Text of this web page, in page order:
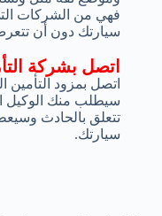
اتصل بشركة
اتصل بمزود التأمين
سيطلب منك الوكيل
تتعلق بالحادث
سيارتك.
فهي من الشركات
سيارتك دون أن